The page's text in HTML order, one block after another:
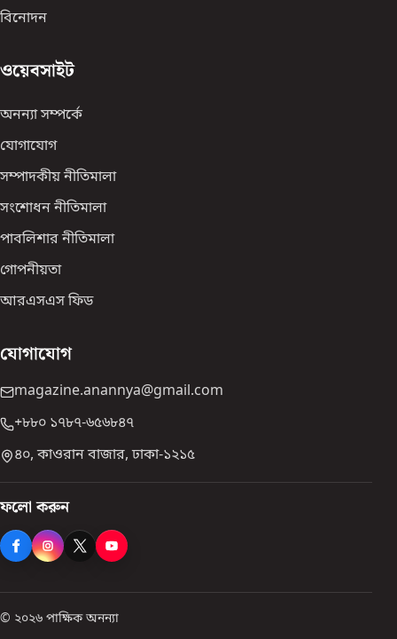
বিনোদন
ওয়েবসাইট
অনন্যা সম্পর্কে
যোগাযোগ
সম্পাদকীয় নীতিমালা
সংশোধন নীতিমালা
পাবলিশার নীতিমালা
গোপনীয়তা
আরএসএস ফিড
যোগাযোগ
magazine.anannya@gmail.com
+৮৮০ ১৭৮৭-৬৫৬৮৪৭
৪০, কাওরান বাজার, ঢাকা-১২১৫
ফলো করুন
© ২০২৬ পাক্ষিক অনন্যা